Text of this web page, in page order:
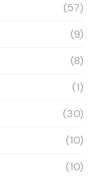
(57)
(9)
(8)
(1)
(30)
(10)
(10)